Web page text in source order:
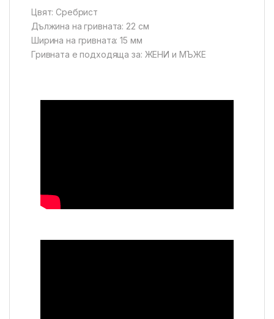
Цвят: Сребрист
Дължина на гривната: 22 см
Ширина на гривната: 15 мм
Гривната е подходяща за: ЖЕНИ и МЪЖЕ